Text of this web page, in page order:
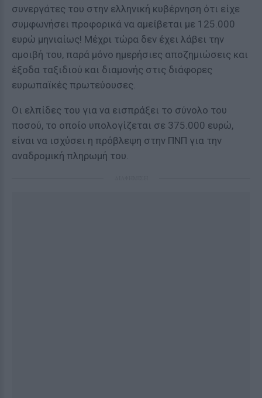
συνεργάτες του στην ελληνική κυβέρνηση ότι είχε
συμφωνήσει προφορικά να αμείβεται με 125.000
ευρώ μηνιαίως! Μέχρι τώρα δεν έχει λάβει την
αμοιβή του, παρά μόνο ημερήσιες αποζημιώσεις και
έξοδα ταξιδιού και διαμονής στις διάφορες
ευρωπαϊκές πρωτεύουσες.
Οι ελπίδες του για να εισπράξει το σύνολο του
ποσού, το οποίο υπολογίζεται σε 375.000 ευρώ,
είναι να ισχύσει η πρόβλεψη στην ΠΝΠ για την
αναδρομική πληρωμή του.